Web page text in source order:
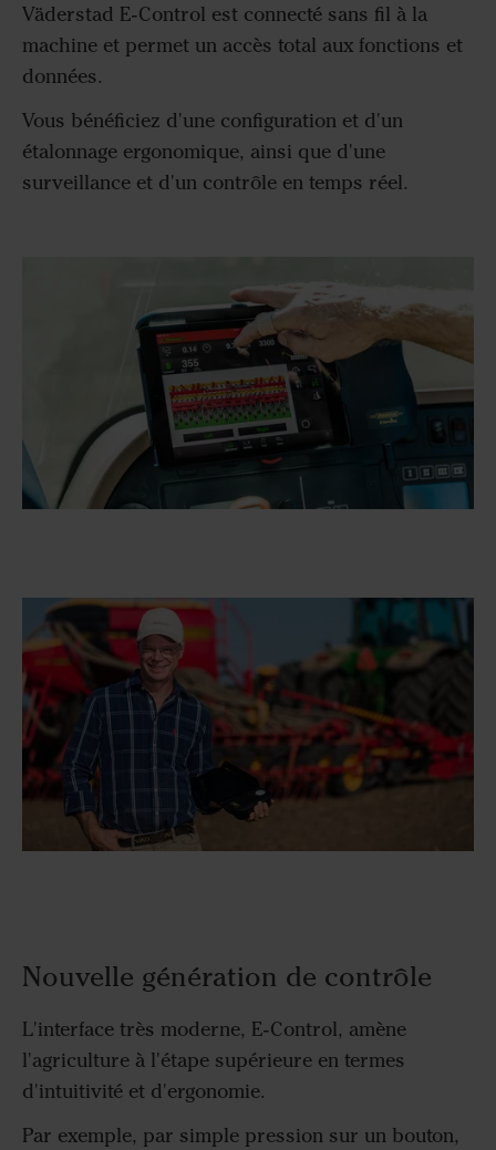
Väderstad E-Control est connecté sans fil à la
machine et permet un accès total aux fonctions et
données.
Vous bénéficiez d'une configuration et d'un
étalonnage ergonomique, ainsi que d'une
surveillance et d'un contrôle en temps réel.
Nouvelle génération de contrôle
L'interface très moderne, E-Control, amène
l'agriculture à l'étape supérieure en termes
d'intuitivité et d'ergonomie.
Par exemple, par simple pression sur un bouton,